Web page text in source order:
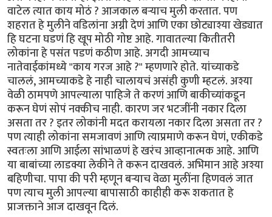
वाटेल त्यात काय मोठं ? आजकाल बऱ्याच मुली करतात. पण
शहरात हे मुलीने वडिलांना अग्नी देणं आणि एका छोट्याश्या खेड्यात
हि घटना घडणं हि खूप मोठी गोष्ट आहे. गावातल्या कितीतरी
लोकांना हे पसंत पडणं कठीण आहे. अगदी आमच्याच
नातेवाईकांमध्ये "काय गरज आहे ?" म्हणणारे होते. यांच्याकडे
चाललं, आमच्याकडे हे नाही चालायचं असंही कुणी म्हटलं. अश्या
वेळी ठामपणे आपल्याला पाहिजे ते करणं आणि बाकीच्यांकडून
करून घेणं सोपं नक्कीच नाही. कारण जर भटजींनी नकार दिला
असता तर ? इतर लोकांनी मदत करायला नकार दिला असता तर ?
पण त्याही लोकांना समजावणं आणि त्याप्रमाणे करून घेणं, एकीकडे
स्वतःला आणि आईला सांभाळणं हे खरंच आव्हानात्मक आहे. आणि
या बाबांच्या लाडक्या लेकीने ते करून दाखवलं. अभिमान आहे अश्या
बहिणीचा. पापा की परी म्हणून बऱ्याच वेळा मुलींना हिणवलं जात
पण त्याच मुली आपल्या बापासाठी काहीही करू शकतात हे
प्राजक्ताने आज दाखवून दिलं.